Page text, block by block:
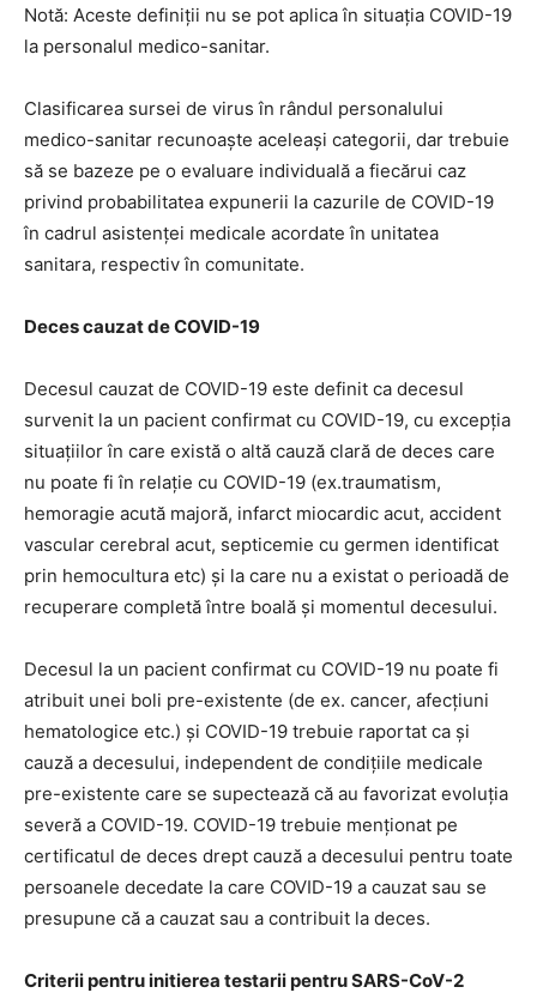
Notă: Aceste definiții nu se pot aplica în situația COVID-19
la personalul medico-sanitar.
Clasificarea sursei de virus în rândul personalului
medico-sanitar recunoaște aceleași categorii, dar trebuie
să se bazeze pe o evaluare individuală a fiecărui caz
privind probabilitatea expunerii la cazurile de COVID-19
în cadrul asistenței medicale acordate în unitatea
sanitara, respectiv în comunitate.
Deces cauzat de COVID-19
Decesul cauzat de COVID-19 este definit ca decesul
survenit la un pacient confirmat cu COVID-19, cu excepția
situațiilor în care există o altă cauză clară de deces care
nu poate fi în relație cu COVID-19 (ex.traumatism,
hemoragie acută majoră, infarct miocardic acut, accident
vascular cerebral acut, septicemie cu germen identificat
prin hemocultura etc) și la care nu a existat o perioadă de
recuperare completă între boală și momentul decesului.
Decesul la un pacient confirmat cu COVID-19 nu poate fi
atribuit unei boli pre-existente (de ex. cancer, afecțiuni
hematologice etc.) și COVID-19 trebuie raportat ca și
cauză a decesului, independent de condițiile medicale
pre-existente care se supectează că au favorizat evoluția
severă a COVID-19. COVID-19 trebuie menționat pe
certificatul de deces drept cauză a decesului pentru toate
persoanele decedate la care COVID-19 a cauzat sau se
presupune că a cauzat sau a contribuit la deces.
Criterii pentru initierea testarii pentru SARS-CoV-2